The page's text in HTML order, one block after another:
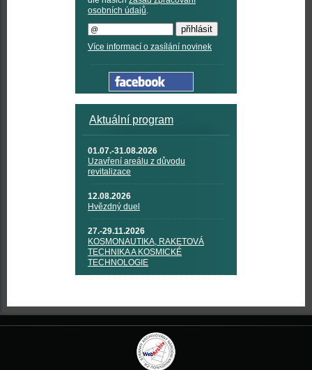
osobních údajů.
Více informací o zasílání novinek
Aktuální program
01.07.-31.08.2026
Uzavření areálu z důvodu
revitalizace
12.08.2026
Hvězdný duel
27.-29.11.2026
KOSMONAUTIKA, RAKETOVÁ
TECHNIKA A KOSMICKÉ
TECHNOLOGIE